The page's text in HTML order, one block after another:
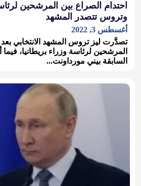
احتدام الصراع بين المرشحين
وتروس تتصدر المشهد
أغسطس 3, 2022
تصدَّرت ليز تروس المشهد الانتخابي بعد
المرشحين لرئاسة وزراء بريطانيا،
السابقة بيني مورداونت...